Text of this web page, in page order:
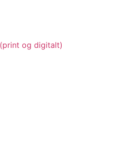
og digitalt)